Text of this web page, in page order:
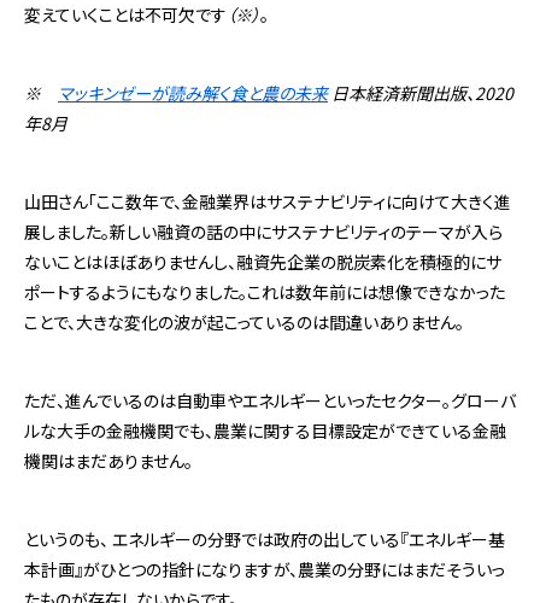
変えていくことは不可欠です （※）。
※ マッキンゼーが読み解く食と農の未来 日本経済新聞出版、2020
年8月
山田さん「ここ数年で、金融業界はサステナビリティに向けて大きく進
展しました。新しい融資の話の中にサステナビリティのテーマが入ら
ないことはほぼありませんし、融資先企業の脱炭素化を積極的にサ
ポートするようにもなりました。これは数年前には想像できなかった
ことで、大きな変化の波が起こっているのは間違いありません。
ただ、進んでいるのは自動車やエネルギーといったセクター。グローバ
ルな大手の金融機関でも、農業に関する目標設定ができている金融
機関はまだありません。
というのも、 エネルギーの分野では政府の出している『エネルギー基
本計画』がひとつの指針になりますが、農業の分野にはまだそういっ